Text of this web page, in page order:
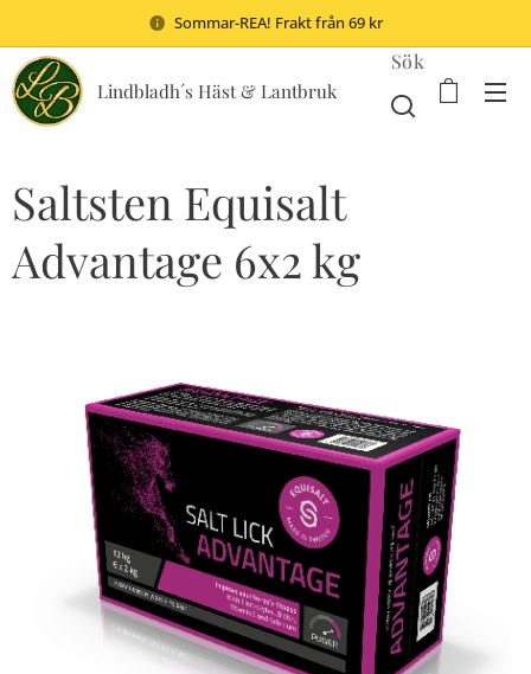
Sommar-REA! Frakt från 69 kr
Lindbladh´s Häst & Lantbruk
Sök
Saltsten Equisalt
Advantage 6x2 kg